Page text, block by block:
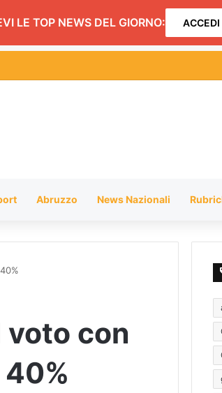
LE TOP NEWS DEL GIORNO:
del centro entro le 20.30: l’ordinanza
Abruzzo News Nazionali
voto con